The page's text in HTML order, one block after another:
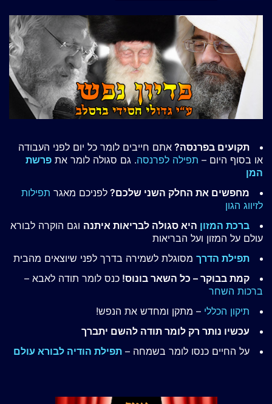
תקועים בפרנסה? אתם חייבים לומר כל יום לפני העבודה
או בסוף היום – תפילה לפרנסה. גם סגולה לומר את פרשת
המן
מחפשים את החלק השני שלכם? לפניכם מאגר תפילות
לזיווג הגון
ברכת המזון היא סגולה לבריאות איתנה וגם הוקרה לבורא
עולם על המזון ועל הבריאות
תפילת הדרך מסוגלת לשמירה בדרך לפני שיוצאים מהבית
קמת בבוקר – כל השאר בונוס! כנס לומר תודה לאבא –
ברכות השחר
תיקון הכללי – מתקן ומחדש את הנפש!
עכשיו נותר רק לומר תודה להשם יתברך
על החיים כנסו לומר בשמחה – תפילת הודיה לבורא עולם